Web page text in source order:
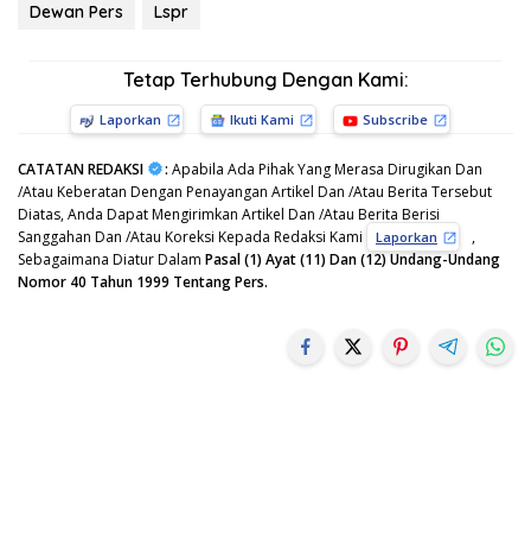
Dewan Pers Lspr
Tetap Terhubung Dengan Kami:
Laporkan Ikuti Kami Subscribe
CATATAN REDAKSI : Apabila Ada Pihak Yang Merasa Dirugikan Dan
/Atau Keberatan Dengan Penayangan Artikel Dan /Atau Berita Tersebut
Diatas, Anda Dapat Mengirimkan Artikel Dan /Atau Berita Berisi
Sanggahan Dan /Atau Koreksi Kepada Redaksi Kami
Laporkan
,
Sebagaimana Diatur Dalam Pasal (1) Ayat (11) Dan (12) Undang-Undang
Nomor 40 Tahun 1999 Tentang Pers.